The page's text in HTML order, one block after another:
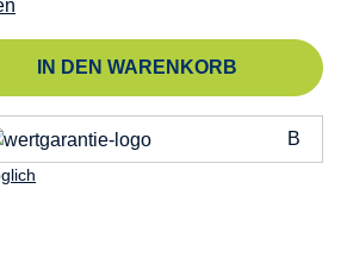
IN DEN WARENKORB